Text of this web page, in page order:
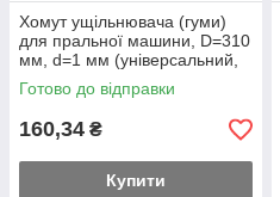
Хомут ущільнювача (гуми)
для пральної машини, D=310
мм, d=1 мм (універсальний,
зовнішній)
Готово до відправки
160,34 ₴
Купити